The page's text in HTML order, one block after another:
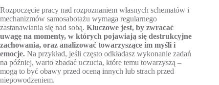
Rozpoczęcie pracy nad rozpoznaniem własnych schematów i
mechanizmów samosabotażu wymaga regularnego
zastanawiania się nad sobą. Kluczowe jest, by zwracać
uwagę na momenty, w których pojawiają się destrukcyjne
zachowania, oraz analizować towarzyszące im myśli i
emocje. Na przykład, jeśli często odkładasz wykonanie zadań
na później, warto zbadać uczucia, które temu towarzyszą –
mogą to być obawy przed oceną innych lub strach przed
niepowodzeniem.